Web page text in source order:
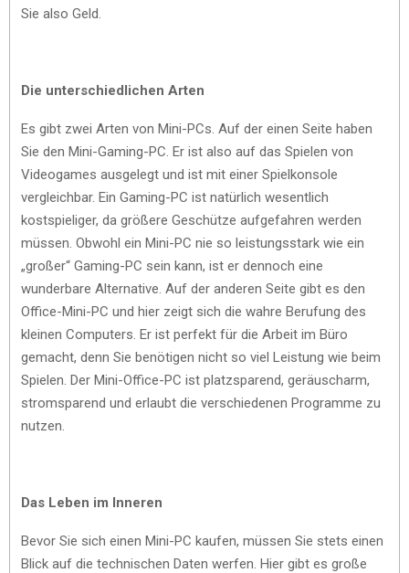
Sie also Geld.
Die unterschiedlichen Arten
Es gibt zwei Arten von Mini-PCs. Auf der einen Seite haben
Sie den Mini-Gaming-PC. Er ist also auf das Spielen von
Videogames ausgelegt und ist mit einer Spielkonsole
vergleichbar. Ein Gaming-PC ist natürlich wesentlich
kostspieliger, da größere Geschütze aufgefahren werden
müssen. Obwohl ein Mini-PC nie so leistungsstark wie ein
„großer“ Gaming-PC sein kann, ist er dennoch eine
wunderbare Alternative. Auf der anderen Seite gibt es den
Office-Mini-PC und hier zeigt sich die wahre Berufung des
kleinen Computers. Er ist perfekt für die Arbeit im Büro
gemacht, denn Sie benötigen nicht so viel Leistung wie beim
Spielen. Der Mini-Office-PC ist platzsparend, geräuscharm,
stromsparend und erlaubt die verschiedenen Programme zu
nutzen.
Das Leben im Inneren
Bevor Sie sich einen Mini-PC kaufen, müssen Sie stets einen
Blick auf die technischen Daten werfen. Hier gibt es große